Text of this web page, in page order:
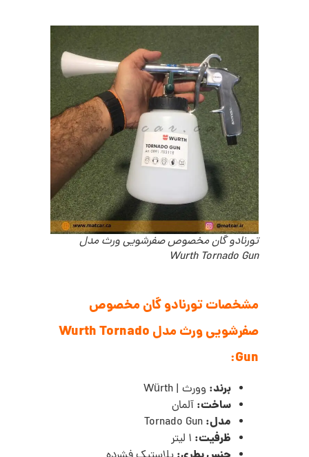
تورنادو گان مخصوص صفرشویی ورث مدل
Wurth Tornado Gun
مشخصات تورنادو گان مخصوص
صفرشویی ورث مدل Wurth Tornado
Gun:
برند: وورث | Würth
ساخت: آلمان
مدل:
ظرفیت: